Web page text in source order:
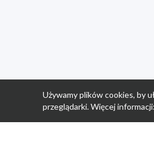
Używamy plików cookies, by
przeglądarki. Więcej informacji: